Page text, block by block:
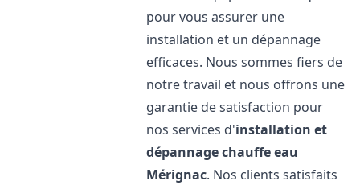
pour vous assurer une
installation et un dépannage
efficaces. Nous sommes fiers de
notre travail et nous offrons une
garantie de satisfaction pour
nos services d'installation et
dépannage chauffe eau
Mérignac. Nos clients satisfaits